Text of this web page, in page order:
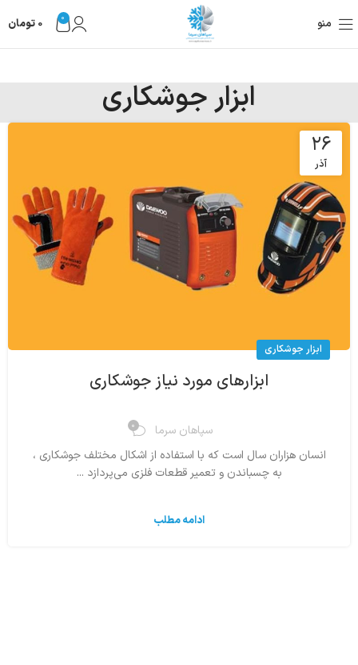
منو 0
0 تومان
ابزار جوشکاری
۲۶
آذر
ابزار جوشکاری
ابزارهای مورد نیاز جوشکاری
سپاهان سرما 0
انسان هزاران سال است که با استفاده از اشکال مختلف جوشکاری ،
به چسباندن و تعمیر قطعات فلزی می‌پردازد ...
ادامه مطلب